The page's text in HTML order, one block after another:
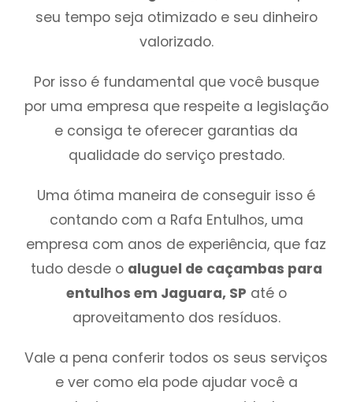
seu tempo seja otimizado e seu dinheiro
valorizado.
Por isso é fundamental que você busque
por uma empresa que respeite a legislação
e consiga te oferecer garantias da
qualidade do serviço prestado.
Uma ótima maneira de conseguir isso é
contando com a Rafa Entulhos, uma
empresa com anos de experiência, que faz
tudo desde o aluguel de caçambas para
entulhos em Jaguara, SP até o
aproveitamento dos resíduos.
Vale a pena conferir todos os seus serviços
e ver como ela pode ajudar você a